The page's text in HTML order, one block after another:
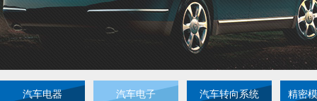
汽车电器 汽车电子 汽车转向系统 精密